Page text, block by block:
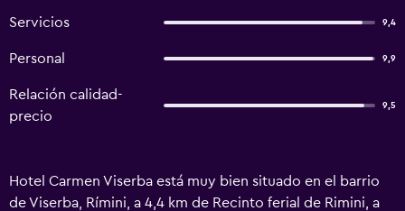
Servicios 9,4
Personal 9,9
Relación calidad-
precio
9,5
Hotel Carmen Viserba está muy bien situado en el barrio
de Viserba, Rímini, a 4,4 km de Recinto ferial de Rimini, a